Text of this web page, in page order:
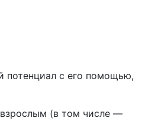
потенциал с его помощью,
взрослым (в том числе —